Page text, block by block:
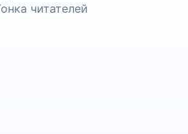
читателей